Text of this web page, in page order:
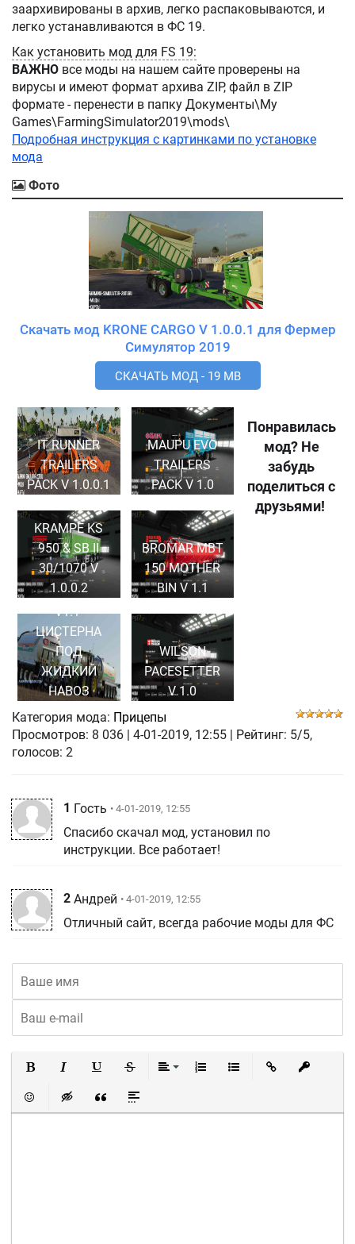
заархивированы в архив, легко распаковываются, и
легко устанавливаются в ФС 19.
Как установить мод для FS 19:
ВАЖНО все моды на нашем сайте проверены на
вирусы и имеют формат архива ZIP, файл в ZIP
формате - перенести в папку Документы\My
Games\FarmingSimulator2019\mods\
Подробная инструкция с картинками по установке
мода
Фото
Скачать мод KRONE CARGO V 1.0.0.1 для Фермер
Симулятор 2019
СКАЧАТЬ МОД - 19 MB
IT RUNNER
TRAILERS
PACK V 1.0.0.1
MAUPU EVO
TRAILERS
PACK V 1.0
KRAMPE KS
950 & SB II
30/1070 V
1.0.0.2
BROMAR MBT
150 MOTHER
BIN V 1.1
BOSSINI B350
V1.1-
ЦИСТЕРНА
ПОД
ЖИДКИЙ
НАВОЗ
WILSON
PACESETTER
V 1.0
Понравилась
мод? Не
забудь
поделиться с
друзьями!
Категория мода: Прицепы
Просмотров: 8 036 4-01-2019, 12:55
голосов: 2
1 Гость • 4-01-2019, 12:55
Спасибо скачал мод, установил по
инструкции. Все работает!
2 Андрей • 4-01-2019, 12:55
Отличный сайт, всегда рабочие моды для ФС
Вставить смайлик
Вставка скрытого текста
Вставка цитаты
Вставка спойлера